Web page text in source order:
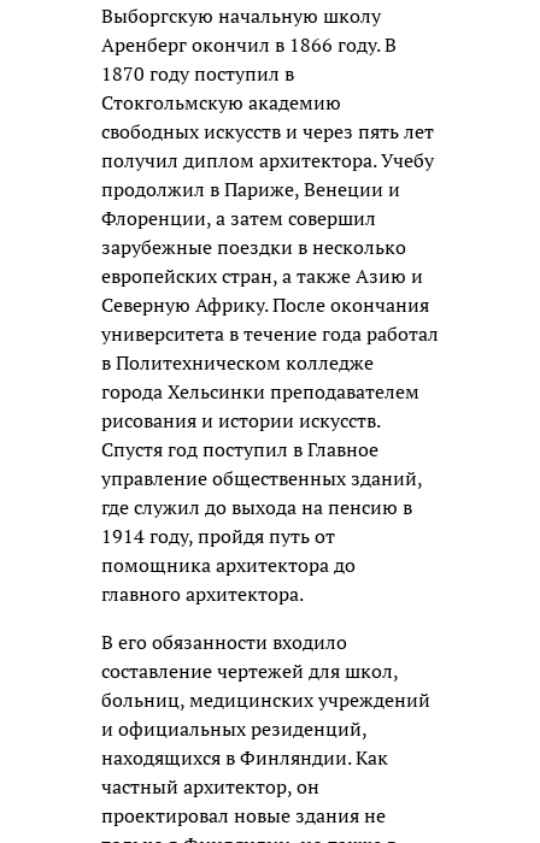
Выборгскую начальную школу
Аренберг окончил в 1866 году. В
1870 году поступил в
Стокгольмскую академию
свободных искусств и через пять лет
получил диплом архитектора. Учебу
продолжил в Париже, Венеции и
Флоренции, а затем совершил
зарубежные поездки в несколько
европейских стран, а также Азию и
Северную Африку. После окончания
университета в течение года работал
в Политехническом колледже
города Хельсинки преподавателем
рисования и истории искусств.
Спустя год поступил в Главное
управление общественных зданий,
где служил до выхода на пенсию в
1914 году, пройдя путь от
помощника архитектора до
главного архитектора.
В его обязанности входило
составление чертежей для школ,
больниц, медицинских учреждений
и официальных резиденций,
находящихся в Финляндии. Как
частный архитектор, он
проектировал новые здания не